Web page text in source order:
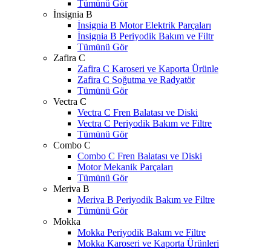
Tümünü Gör
İnsignia B
İnsignia B Motor Elektrik Parçaları
İnsignia B Periyodik Bakım ve Filtr
Tümünü Gör
Zafira C
Zafira C Karoseri ve Kaporta Ürünle
Zafira C Soğutma ve Radyatör
Tümünü Gör
Vectra C
Vectra C Fren Balatası ve Diski
Vectra C Periyodik Bakım ve Filtre
Tümünü Gör
Combo C
Combo C Fren Balatası ve Diski
Motor Mekanik Parçaları
Tümünü Gör
Meriva B
Meriva B Periyodik Bakım ve Filtre
Tümünü Gör
Mokka
Mokka Periyodik Bakım ve Filtre
Mokka Karoseri ve Kaporta Ürünleri